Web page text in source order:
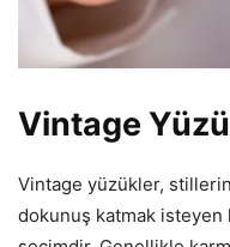
Vintage
Vintage yüzükler,
dokunuş katmak isteyen